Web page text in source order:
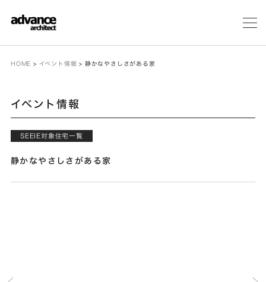
メ
HOME > イベント情報 > 静かなやさしさがある家
イベント情報
SEEIE対象住宅一覧
静かなやさしさがある家